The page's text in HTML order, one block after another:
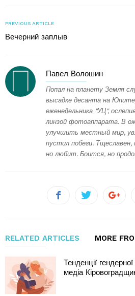
PREVIOUS ARTICLE
Вечерний заплыв
Павел Волошин
Попал на планету Земля
высадке десанта на
еженедельника "УЦ",
линзой фотоаппарата. В
улучшить местный мир,
пустил побеги. Тщеславен,
но любит. Боится, но
RELATED ARTICLES MORE
Тенденції
медіа